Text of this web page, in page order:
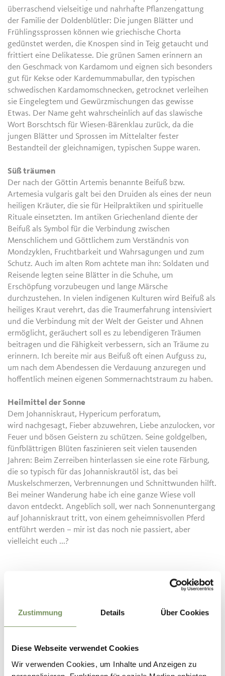
Zustimmung Details Über Cookies
Diese Webseite verwendet Cookies
Wir verwenden Cookies, um Inhalte und Anzeigen zu
überraschend vielseitige und nahrhafte Pflanzengattung
der Familie der Doldenblütler: Die jungen Blätter und
Frühlingssprossen können wie griechische Chorta
gedünstet werden, die Knospen sind in Teig getaucht und
frittiert eine Delikatesse. Die grünen Samen erinnern an
den Geschmack von Kardamom und eignen sich besonders
gut für Kekse oder Kardemummabullar, den typischen
schwedischen Kardamomschnecken, getrocknet verleihen
sie Eingelegtem und Gewürzmischungen das gewisse
Etwas. Der Name geht wahrscheinlich auf das slawische
Wort Borschtsch für Wiesen-Bärenklau zurück, da die
jungen Blätter und Sprossen im Mittelalter fester
Bestandteil der gleichnamigen, typischen Suppe waren.
Süß träumen
Der nach der Göttin Artemis benannte Beifuß bzw.
Artemesia vulgaris galt bei den Druiden als eines der neun
heiligen Kräuter, die sie für Heilpraktiken und spirituelle
Rituale einsetzten. Im antiken Griechenland diente der
Beifuß als Symbol für die Verbindung zwischen
Menschlichem und Göttlichem zum Verständnis von
Mondzyklen, Fruchtbarkeit und Wahrsagungen und zum
Schutz. Auch im alten Rom achtete man ihn: Soldaten und
Reisende legten seine Blätter in die Schuhe, um
Erschöpfung vorzubeugen und lange Märsche
durchzustehen. In vielen indigenen Kulturen wird Beifuß als
heiliges Kraut verehrt, das die Traumerfahrung intensiviert
und die Verbindung mit der Welt der Geister und Ahnen
ermöglicht, geräuchert soll es zu lebendigeren Träumen
beitragen und die Fähigkeit verbessern, sich an Träume zu
erinnern. Ich bereite mir aus Beifuß oft einen Aufguss zu,
um nach dem Abendessen die Verdauung anzuregen und
hoffentlich meinen eigenen Sommernachtstraum zu haben.
Heilmittel der Sonne
Dem Johanniskraut, Hypericum perforatum,
wird nachgesagt, Fieber abzuwehren, Liebe anzulocken, vor
Feuer und bösen Geistern zu schützen. Seine goldgelben,
fünfblättrigen Blüten faszinieren seit vielen tausenden
Jahren: Beim Zerreiben hinterlassen sie eine rote Färbung,
die so typisch für das Johanniskrautöl ist, das bei
Muskelschmerzen, Verbrennungen und Schnittwunden hilft.
Bei meiner Wanderung habe ich eine ganze Wiese voll
davon entdeckt. Angeblich soll, wer nach Sonnenuntergang
auf Johanniskraut tritt, von einem geheimnisvollen Pferd
entführt werden – mir ist das noch nie passiert, aber
vielleicht euch ...?